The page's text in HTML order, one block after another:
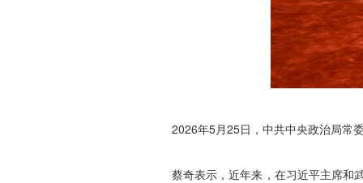
2026年5月25日，中共中央政治局常
蔡奇表示，近年来，在习近平主席和